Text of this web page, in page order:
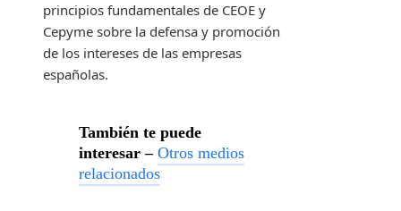
principios fundamentales de CEOE y
Cepyme sobre la defensa y promoción
de los intereses de las empresas
españolas.
También te puede
interesar – Otros medios
relacionados